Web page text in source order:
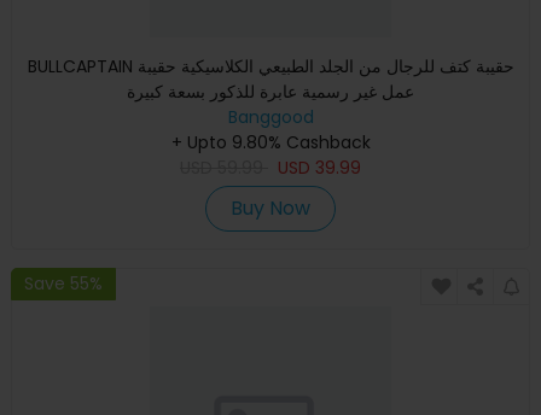
BULLCAPTAIN حقيبة كتف للرجال من الجلد الطبيعي الكلاسيكية حقيبة
عمل غير رسمية عابرة للذكور بسعة كبيرة
Banggood
+ Upto 9.80% Cashback
USD 39.99
Buy Now
Save 55%